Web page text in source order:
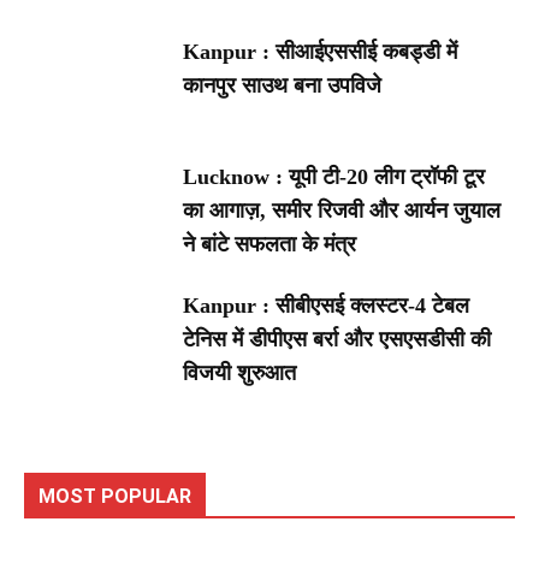
Kanpur : सीआईएससीई कबड्डी में
कानपुर साउथ बना उपविजे
Lucknow : यूपी टी-20 लीग ट्रॉफी टूर
का आगाज़, समीर रिजवी और आर्यन जुयाल
ने बांटे सफलता के मंत्र
Kanpur : सीबीएसई क्लस्टर-4 टेबल
टेनिस में डीपीएस बर्रा और एसएसडीसी की
विजयी शुरुआत
MOST POPULAR